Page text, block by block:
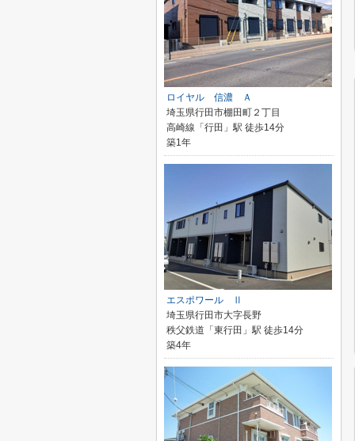
ロイヤル 信濃 Ａ
埼玉県行田市棚田町２丁目
高崎線「行田」駅 徒歩14分
築1年
エスポワール Ⅱ
埼玉県行田市大字長野
秩父鉄道「東行田」駅 徒歩14分
築4年